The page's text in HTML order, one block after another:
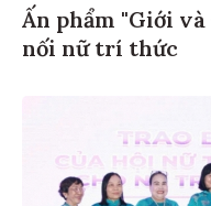
Ấn phẩm "Giới
nối nữ trí thức